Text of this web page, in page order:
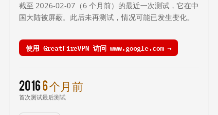
截至 2026-02-07（6 个月前）的最近一次测试，它在中
国大陆被屏蔽。此后未再测试，情况可能已发生变化。
使用 GreatFireVPN 访问 www.google.com →
2016
首次测试
6 个月前
最后测试